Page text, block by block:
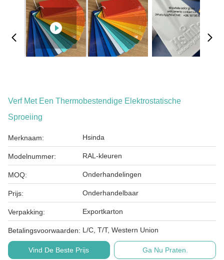
Verf Met Een Thermobestendige Elektrostatische
Sproeiing
Merknaam: Hsinda
Modelnummer: RAL-kleuren
MOQ: Onderhandelingen
Prijs: Onderhandelbaar
Verpakking: Exportkarton
Betalingsvoorwaarden: L/C, T/T, Western Union
Vind De Beste Prijs Ga Nu Praten.